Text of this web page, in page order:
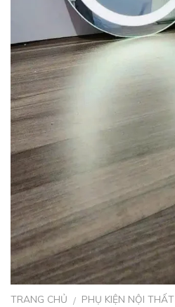
TRANG CHỦ / PHỤ KIỆN NỘI THẤT